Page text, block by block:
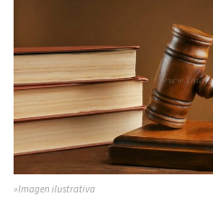
»Imagen ilustrativa